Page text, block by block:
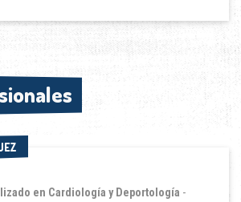
en Cardiología y Deportología -